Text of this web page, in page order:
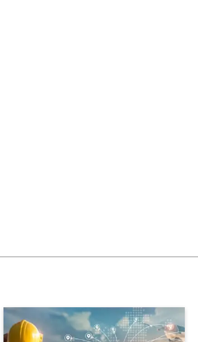
10h
Logística